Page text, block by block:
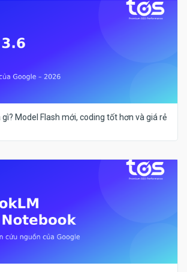
gì? Model Flash mới, coding tốt hơn và giá rẻ